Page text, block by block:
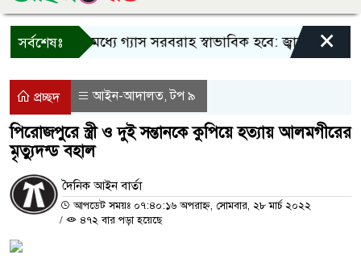
সর্বশেষঃ
তিন দিনের মধ্যে গ্যাস সরবরাহ স্বাভাবিক হবে: জ্বালানি মন্ত্রী
×
প্রচ্ছদ আইন-আদালত,টপ ৯
পিরোজপুরে স্ত্রী ও দুই সন্তানকে কুপিয়ে হত্যায় আলমগীরের
মৃত্যুদন্ড বহাল
দৈনিক আইন বার্তা
আপডেট সময়ঃ ০৭:৪০:১৬ অপরাহ্ন, সোমবার, ২৮ মার্চ ২০২২
/
৪৭২ বার পড়া হয়েছে